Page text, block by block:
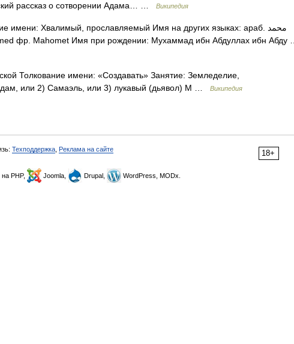
рассказ о сотворении Адама… …
Википедия
фр. Mahomet Имя при рождении: Мухаммад ибн Абдуллах ибн Абду …
или 2) Самаэль, или 3) лукавый (дьявол) М …
Википедия
18+
Техподдержка Реклама на сайте
на PHP, Joomla, Drupal, WordPress, MODx.